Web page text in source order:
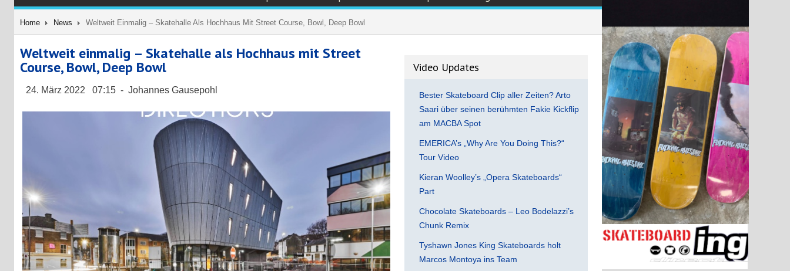
Home News Weltweit Einmalig – Skatehalle Als Hochhaus Mit Street Course, Bowl, Deep Bowl
Weltweit einmalig – Skatehalle als Hochhaus mit Street
Course, Bowl, Deep Bowl
24. März 2022 07:15 - Johannes Gausepohl
Video Updates
Bester Skateboard Clip aller Zeiten? Arto
Saari über seinen berühmten Fakie Kickflip
am MACBA Spot
EMERICA’s „Why Are You Doing This?“
Tour Video
Kieran Woolley’s „Opera Skateboards“
Part
Chocolate Skateboards – Leo Bodelazzi’s
Chunk Remix
Tyshawn Jones King Skateboards holt
Marcos Montoya ins Team